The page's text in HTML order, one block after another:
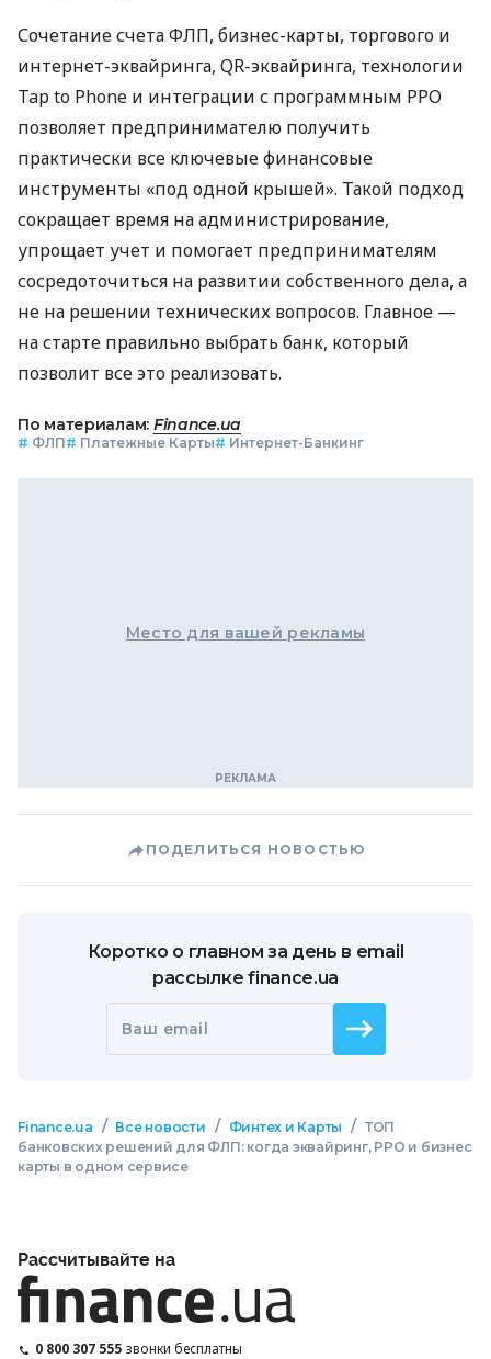
Сочетание счета ФЛП, бизнес-карты, торгового и
интернет-эквайринга, QR-эквайринга, технологии
Tap to Phone и интеграции с программным РРО
позволяет предпринимателю получить
практически все ключевые финансовые
инструменты «под одной крышей». Такой подход
сокращает время на администрирование,
упрощает учет и помогает предпринимателям
сосредоточиться на развитии собственного дела, а
не на решении технических вопросов. Главное —
на старте правильно выбрать банк, который
позволит все это реализовать.
По материалам: Finance.ua
# ФЛП# Платежные Карты# Интернет-Банкинг
Место для вашей рекламы
ПОДЕЛИТЬСЯ НОВОСТЬЮ
Коротко о главном за день в email
рассылке finance.ua
Ваш email
Finance.ua / Все новости / Финтех и Карты / ТОП
банковских решений для ФЛП: когда эквайринг, РРО и бизнес
карты в одном сервисе
Рассчитывайте на
0 800 307 555 звонки бесплатны